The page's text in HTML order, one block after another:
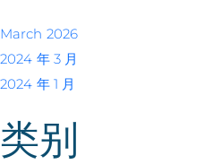
March 2026
2024 年 3 月
2024 年 1 月
类别